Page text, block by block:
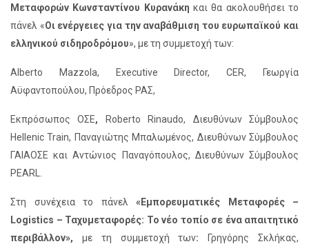
Μεταφορών Κωνσταντίνου Κυρανάκη και θα ακολουθήσει το
πάνελ «Οι ενέργειες για την αναβάθμιση του ευρωπαϊκού και
ελληνικού σιδηροδρόμου», με τη συμμετοχή των:
Alberto Mazzola, Executive Director, CER, Γεωργία
Αϋφαντοπούλου, Πρόεδρος ΡΑΣ,
Εκπρόσωπος ΟΣΕ,
Roberto Rinaudo, Διευθύνων Σύμβουλος
Hellenic Train, Παναγιώτης Μπαλωμένος, Διευθύνων Σύμβουλος
ΓΑΙΑΟΣΕ και Αντώνιος Παναγόπουλος, Διευθύνων Σύμβουλος
PEARL.
Στη συνέχεια το πάνελ «Εμπορευματικές Μεταφορές –
Logistics – Ταχυμεταφορές: Το νέο τοπίο σε ένα απαιτητικό
περιβάλλον», με τη συμμετοχή των:
Γρηγόρης Σκλήκας,